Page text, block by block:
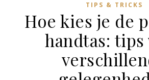
TIPS & TRICKS
Hoe kies je de
handtas: